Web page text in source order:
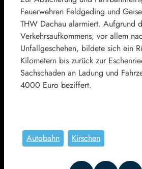
Feuerwehren Feldgeding und
THW Dachau alarmiert. Aufgrund
Verkehrsaufkommens, vor allem
Unfallgeschehen, bildete sich ein
Kilometern bis zurück zur
Sachschaden an Ladung und
4000 Euro beziffert.
Autobahn Kirschen